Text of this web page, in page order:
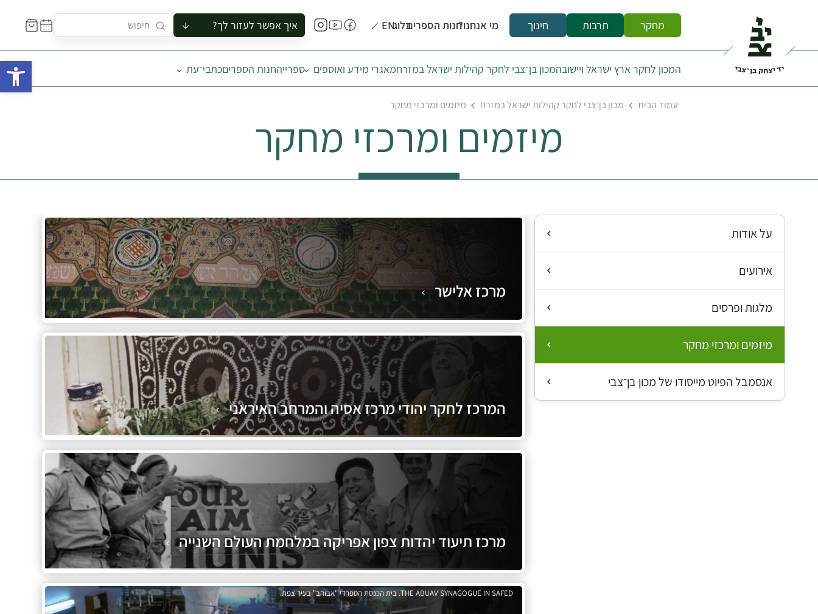
מחקר תרבות חינוך מי אנחנו?חנות הספריםבלוגEN איך אפשר לעזור לך?
להזמין סיור לקבוצה
להירשם לסיור
להירשם לקורס
לתאם ביקור בצריף
המכון לחקר ארץ ישראל ויישובהמכון בן־צבי לחקר קהילות ישראל במזרחמאגרי מידע ואוספים ספרייהחנות הספריםכתבי־עת
עמוד הבית מכון בן־צבי לחקר קהילות ישראל במזרח מיזמים ומרכזי מחקר
מיזמים ומרכזי מחקר
על אודות
אירועים
מלגות ופרסים
מיזמים ומרכזי מחקר
אנסמבל הפיוט מייסודו של מכון בן־צבי
מרכז אלישר
המרכז לחקר יהודי מרכז אסיה והמרחב האיראני
מרכז תיעוד יהדות צפון אפריקה במלחמת העולם השנייה
THE ABUAV SYNAGOGUE IN SAFED. בית הכנסת הספרדי "אבוהב" בעיר צפת.